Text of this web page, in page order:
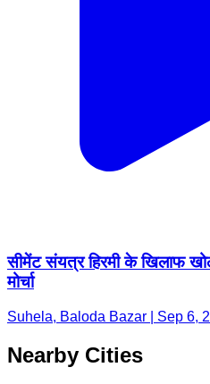
सीमेंट संयत्र हिरमी के खिलाफ
मोर्चा
Suhela, Baloda Bazar | Sep 6,
Nearby Cities